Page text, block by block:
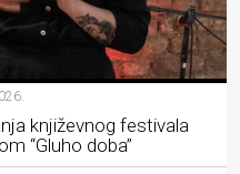
književnog festivala
“Gluho doba”